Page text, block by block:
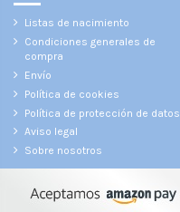
Listas de nacimiento
Condiciones generales de
compra
Envío
Política de cookies
Política de protección de datos
Aviso legal
Sobre nosotros